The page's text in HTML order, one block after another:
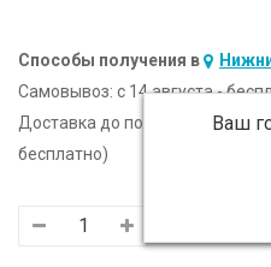
Способы получения в
Ваш
Самовывоз: c 14 августа -
Доставка до подъезда:
c 14
бесплатно)